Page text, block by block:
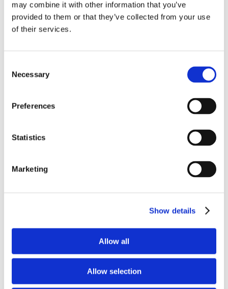
may combine it with other information that you’ve
provided to them or that they’ve collected from your use
of their services.
Selection
Necessary
Preferences
Statistics
Marketing
Show details
Allow all
Allow selection
Nos autres stages
Jeux d'animation Jeux d'habilité, Jeux de ballons,